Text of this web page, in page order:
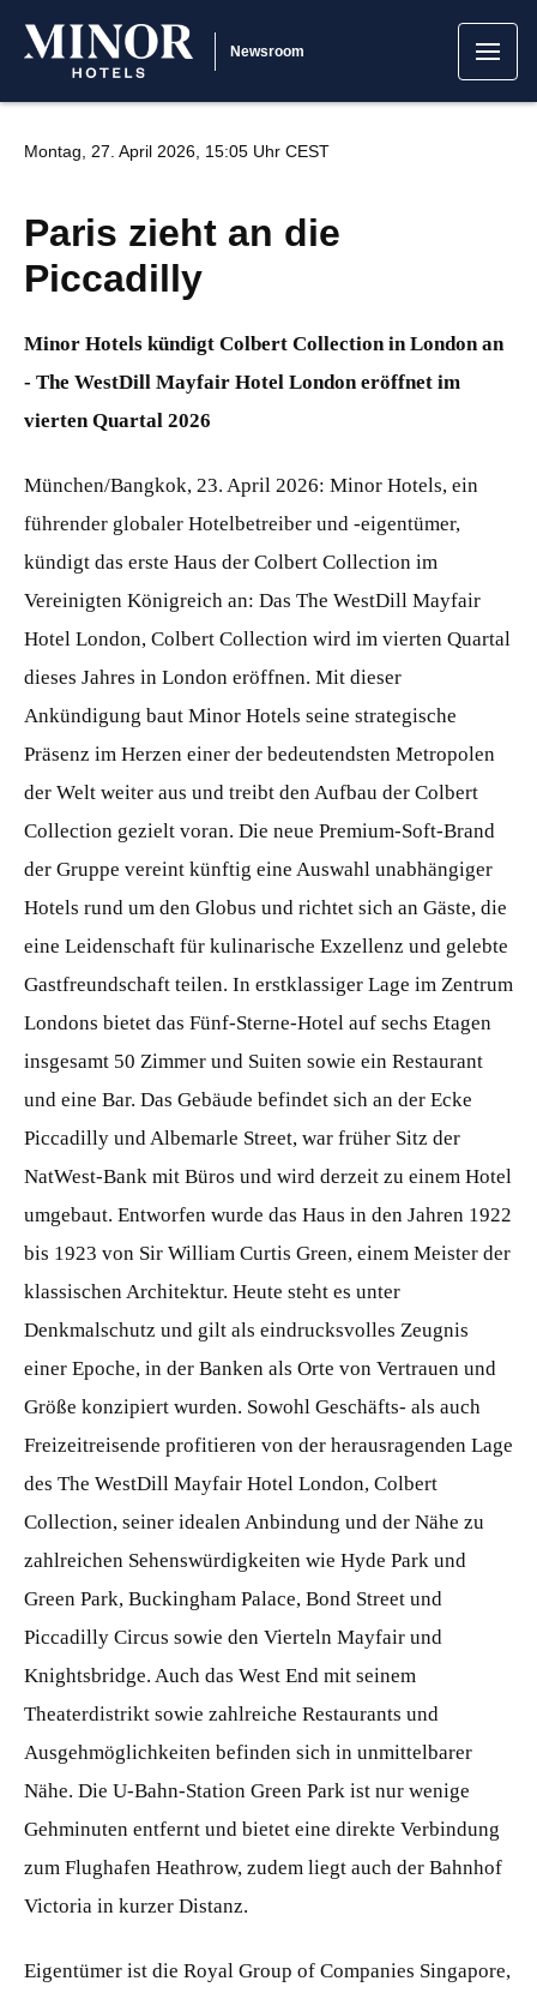
Newsroom
Montag, 27. April 2026, 15:05 Uhr CEST
Paris zieht an die
Piccadilly
Minor Hotels kündigt Colbert Collection in London an
- The WestDill Mayfair Hotel London eröffnet im
vierten Quartal 2026
München/Bangkok, 23. April 2026: Minor Hotels, ein
führender globaler Hotelbetreiber und -eigentümer,
kündigt das erste Haus der Colbert Collection im
Vereinigten Königreich an: Das The WestDill Mayfair
Hotel London, Colbert Collection wird im vierten Quartal
dieses Jahres in London eröffnen. Mit dieser
Ankündigung baut Minor Hotels seine strategische
Präsenz im Herzen einer der bedeutendsten Metropolen
der Welt weiter aus und treibt den Aufbau der Colbert
Collection gezielt voran. Die neue Premium-Soft-Brand
der Gruppe vereint künftig eine Auswahl unabhängiger
Hotels rund um den Globus und richtet sich an Gäste, die
eine Leidenschaft für kulinarische Exzellenz und gelebte
Gastfreundschaft teilen. In erstklassiger Lage im Zentrum
Londons bietet das Fünf-Sterne-Hotel auf sechs Etagen
insgesamt 50 Zimmer und Suiten sowie ein Restaurant
und eine Bar. Das Gebäude befindet sich an der Ecke
Piccadilly und Albemarle Street, war früher Sitz der
NatWest-Bank mit Büros und wird derzeit zu einem Hotel
umgebaut. Entworfen wurde das Haus in den Jahren 1922
bis 1923 von Sir William Curtis Green, einem Meister der
klassischen Architektur. Heute steht es unter
Denkmalschutz und gilt als eindrucksvolles Zeugnis
einer Epoche, in der Banken als Orte von Vertrauen und
Größe konzipiert wurden. Sowohl Geschäfts- als auch
Freizeitreisende profitieren von der herausragenden Lage
des The WestDill Mayfair Hotel London, Colbert
Collection, seiner idealen Anbindung und der Nähe zu
zahlreichen Sehenswürdigkeiten wie Hyde Park und
Green Park, Buckingham Palace, Bond Street und
Piccadilly Circus sowie den Vierteln Mayfair und
Knightsbridge. Auch das West End mit seinem
Theaterdistrikt sowie zahlreiche Restaurants und
Ausgehmöglichkeiten befinden sich in unmittelbarer
Nähe. Die U-Bahn-Station Green Park ist nur wenige
Gehminuten entfernt und bietet eine direkte Verbindung
zum Flughafen Heathrow, zudem liegt auch der Bahnhof
Victoria in kurzer Distanz.
Eigentümer ist die Royal Group of Companies Singapore,